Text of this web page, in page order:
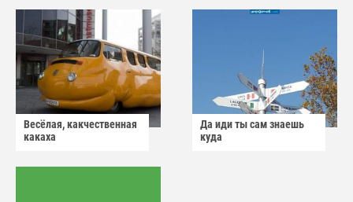
Весёлая, какчественная
какаха
Да иди ты сам знаешь
куда